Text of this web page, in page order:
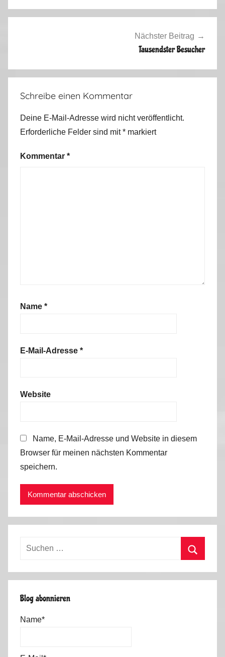
e
1
Nächster Beitrag
Tausendster Besucher
Schreibe einen Kommentar
Deine E-Mail-Adresse wird nicht veröffentlicht.
Erforderliche Felder sind mit* markiert
Kommentar *
Name *
E-Mail-Adresse *
Website
Name, E-Mail-Adresse und Website in diesem
Browser für meinen nächsten Kommentar
speichern.
Suchen
Blog abonnieren
Name*